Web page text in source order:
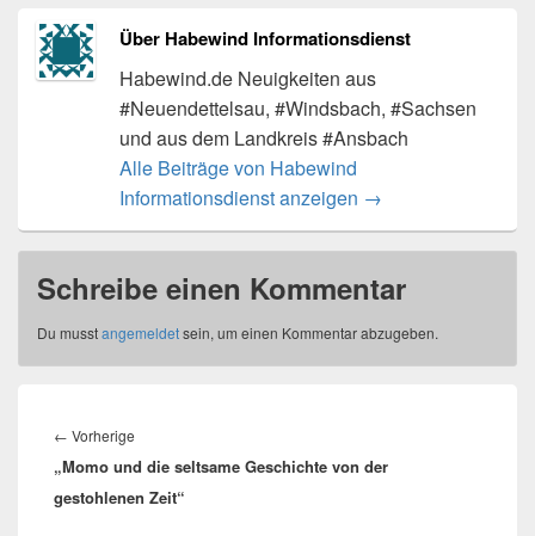
Über Habewind Informationsdienst
Habewind.de Neuigkeiten aus
#Neuendettelsau, #Windsbach, #Sachsen
und aus dem Landkreis #Ansbach
Alle Beiträge von Habewind
Informationsdienst anzeigen →
Schreibe einen Kommentar
Du musstangemeldetsein, um einen Kommentar abzugeben.
← Vorherige
Beitrag:
„Momo und die seltsame Geschichte von der
gestohlenen Zeit“